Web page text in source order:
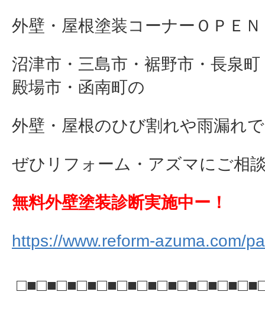
外壁・屋根塗装コーナーＯＰＥ
沼津市・三島市・裾野市・長泉
殿場市・函南町の
外壁・屋根のひび割れや雨漏れ
ぜひリフォーム・アズマにご相
無料外壁塗装診断実施中ー！
https://www.reform-azuma.com/